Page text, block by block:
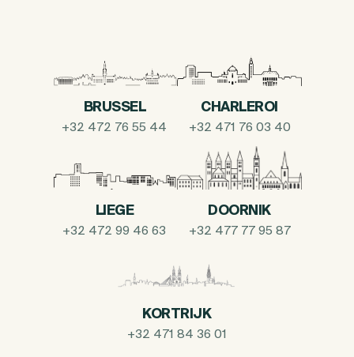
BRUSSEL
+32 472 76 55 44
CHARLEROI
+32 471 76 03 40
LIEGE
+32 472 99 46 63
DOORNIK
+32 477 77 95 87
KORTRIJK
+32 471 84 36 01